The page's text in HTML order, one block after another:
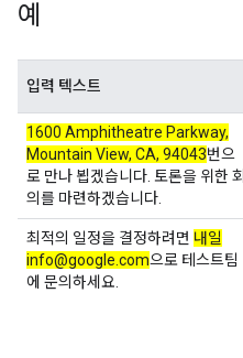
예
입력 텍스트
1600 Amphitheatre Parkway,
Mountain View, CA, 94043번으
로 만나 뵙겠습니다. 토론을 위한 회
의를 마련하겠습니다.
최적의 일정을 결정하려면 내일
info@google.com으로 테스트팀
에 문의하세요.